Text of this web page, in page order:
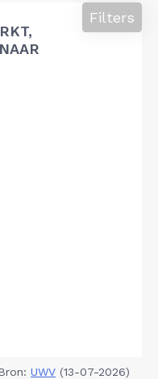
Filters
UWV (13-07-2026)